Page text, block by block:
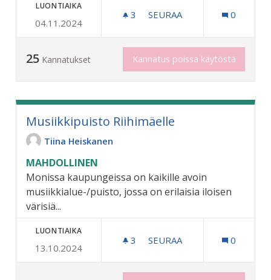
LUONTIAIKA
04.11.2024
3 3 SEURAAJAA
SEURAA 0
25 Kannatukset Kannatus poissa käytöstä
Musiikkipuisto Riihimäelle
Tiina Heiskanen
MAHDOLLINEN
Monissa kaupungeissa on kaikille avoin
musiikkialue-/puisto, jossa on erilaisia iloisen
värisiä...
LUONTIAIKA
13.10.2024
3 3 SEURAAJAA
SEURAA 0